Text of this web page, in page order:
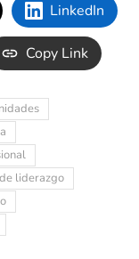
LinkedIn
Copy Link
liderazgo